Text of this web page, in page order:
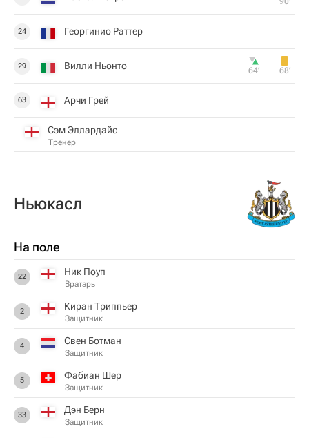
24 Георгинио Раттер
29 Вилли Ньонто 64‎’‎ 68‎’‎
63 Арчи Грей
Сэм Эллардайс
Тренер
Ньюкасл
На поле
22 Ник Поуп
Вратарь
2 Киран Триппьер
Защитник
4 Свен Ботман
Защитник
5 Фабиан Шер
Защитник
33 Дэн Берн
Защитник